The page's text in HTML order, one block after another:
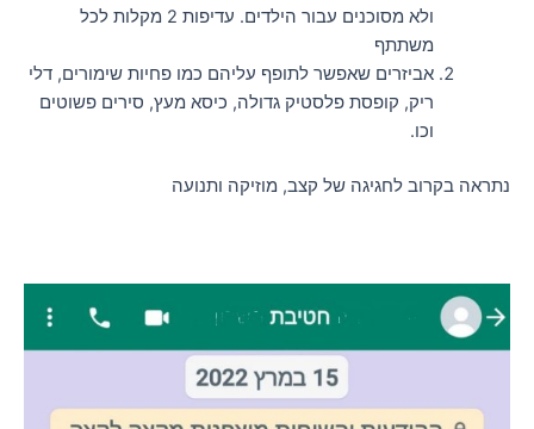
ולא מסוכנים עבור הילדים. עדיפות 2 מקלות לכל
משתתף
אביזרים שאפשר לתופף עליהם כמו פחיות שימורים, דלי
ריק, קופסת פלסטיק גדולה, כיסא מעץ, סירים פשוטים
וכו.
נתראה בקרוב לחגיגה של קצב, מוזיקה ותנועה